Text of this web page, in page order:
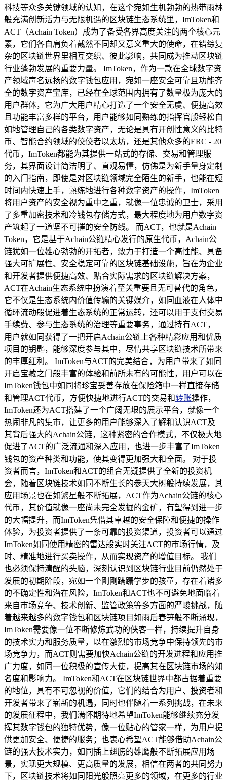
科技等众多关键领域的认知，在这个宛如生机勃勃的热带雨林
般充满创新活力与无限机遇的区块链生态系统里，ImToken和
ACT（Achain Token）成为了备受各界高度关注的两个核心元
素，它们各自肩负着截然不同却又意义重大的使命，在错综复
杂的区块链世界里相互交织、彼此影响，共同成为推动区块链
行业蓬勃发展的重要力量。 ImToken，作为一款在全球数字资
产领域声名远扬的数字钱包应用，宛如一座安全可靠且功能齐
全的数字资产宝库，已经在全球范围内拥有了数量极为庞大的
用户群体，它为广大用户精心打造了一个安全无虞、便捷高效
且功能丰富多样的平台，用户能够如同熟练的指挥官般轻松自
如地管理自己的各类数字资产，无论是具有开创性意义的比特
币、智能合约领域的佼佼者以太坊，还是其他众多的ERC - 20
代币，ImToken都能为其提供一站式的存储、交易和管理服
务，其界面设计简洁明了、直观易懂，仿佛是为新手量身定制
的入门指南，即使是对区块链领域完全陌生的新手，也能在短
时间内快速上手，熟练地进行各种数字资产的操作，ImToken
将用户资产的安全视为重中之重，就像一位忠诚的卫士，采用
了多重加密技术和冷钱包存储方式，最大程度地为用户数字资
产筑起了一道坚不可摧的安全防线。 而ACT，也就是Achain
Token，它是基于Achain公链精心发行的原生代币，Achain公
链犹如一位雄心勃勃的开拓者，致力于打造一个高性能、具备
强大可扩展性、安全稳定可靠的区块链基础设施，旨在为企业
和开发者提供便捷高效、贴合实际需求的区块链解决方案，
ACT在Achain生态系统中扮演着至关重要且无可替代的角色，
它不仅是生态系统内价值传输的关键媒介，如同血液在人体中
循环流动般促进着生态系统的正常运转，还可以用于支付交易
手续费、参与生态系统的治理等重要事务，通过持有ACT，
用户就如同获得了一把开启Achain公链上各种精彩应用和优质
项目的钥匙，能够深度参与其中，尽情共享区块链技术所带来
的丰厚红利。 ImToken与ACT的完美结合，为用户带来了如同
开启宝藏之门般丰富的体验和前所未有的可能性，用户可以在
ImToken钱包中如同将珍宝妥善存放在保险箱中一样直接存储
和管理ACT代币，方便快捷地进行ACT的交易和转账操作，
ImToken还为ACT搭建了一个广阔无垠的展示平台，就像一个
热闹非凡的集市，让更多的用户能够深入了解和认识ACT及
其背后强大的Achain公链，这种紧密的合作模式，不仅极大地
促进了ACT的广泛流通和深入应用，也进一步丰富了ImToken
钱包的资产种类和功能，使其变得更加强大和全面。 对于投
资者而言，ImToken和ACT的组合无疑提供了全新的投资机
会，随着区块链技术如同不断生长的参天大树般持续发展，其
应用场景也在如繁星般不断拓展，ACT作为Achain公链的核心
代币，其价值就像一座尚未完全发掘的金矿，有望得到进一步
的大幅提升，而ImToken凭借其卓越的安全保障和便捷的操作
体验，为投资者提供了一条可靠的投资渠道，投资者可以通过
ImToken如同使用精密的雷达般实时关注ACT的市场行情，及
时、精准地进行买卖操作，从而实现资产的增值目标。 我们
也必须保持清醒的头脑，深刻认识到区块链行业目前仍然处于
发展的初期阶段，宛如一个刚刚蹒跚学步的孩童，存在着诸多
的不确定性和潜在风险，ImToken和ACT也不可避免地面临着
来自市场竞争、技术创新、监管政策等多方面的严峻挑战，随
着越来越多的数字钱包和区块链项目如雨后春笋般不断涌现，
ImToken需要像一位不断修炼武功的侠客一样，持续提升自身
的技术实力和服务质量，以在激烈的市场竞争中保持领先的市
场竞争力，而ACT则需要加快Achain公链的开发进程和应用推
广力度，如同一位积极的宣传大使，提高其在区块链市场的知
名度和影响力。 ImToken和ACT在区块链世界中都占据着重要
的地位，具有不可忽视的价值，它们的结合为用户、投资者和
开发者带来了崭新的机遇，同时也伴随着一系列挑战，在未来
的发展征程中，我们满怀期待地希望ImToken能够继续充分发
挥其数字钱包的独特优势，像一位贴心的管家一样，为用户提
供更加安全、便捷的服务；也衷心希望ACT能够借助Achain公
链的强大技术实力，如同插上翅膀的雄鹰般不断拓展应用场
景，实现更大规模、更高质量的发展，相信在两者的共同努力
下，区块链技术将如同阳光般照亮更多的领域，在更多的行业